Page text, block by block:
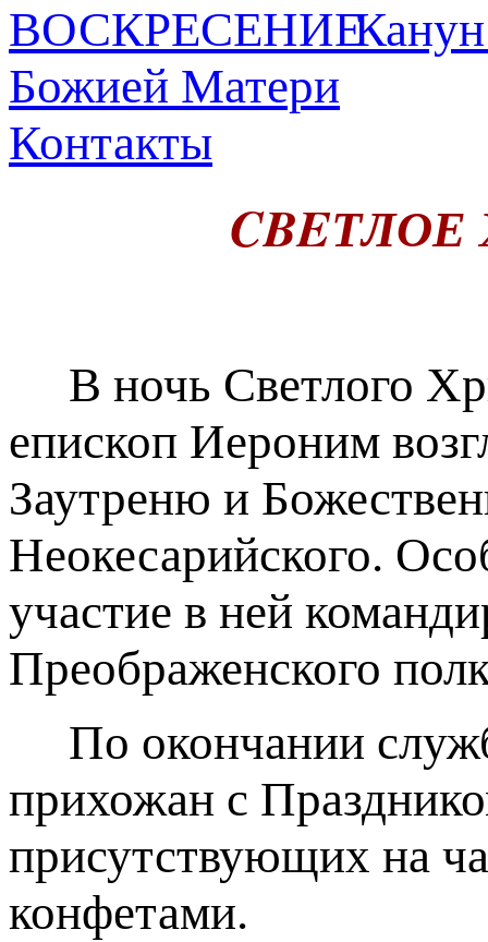
Божией Матери
Контакты
В ночь Светлого
епископ Иероним
Заутреню и
Неокесарийского.
участие в ней
Преображенского
По окончании
прихожан с
присутствующих на
конфетами.